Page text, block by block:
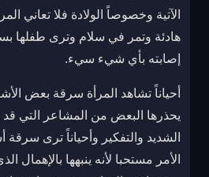
الآتية وخصوصاً الولادة فلا تعاني
هادئة وتمر في سلام وترى طفلها
إصابته بأي شيء سيء.
أحياناً تشاهد المرأة سرقة بعض
يحذرها البعض من المشاعر التي قد
الشديد والتفكير وأحياناً ترى سرقة
الأمر مستحبا لأنه ينبهها بالإهمال